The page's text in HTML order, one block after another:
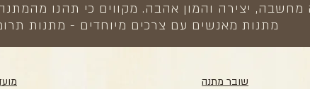
יצירה והמון אהבה. מקווים כי תהנו
מתנות מאנשים עם צרכים מיוחדים - מתנות
שובר מתנה